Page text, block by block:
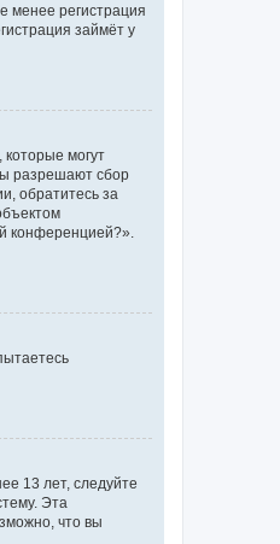
менее регистрация
займёт у
могут
разрешают сбор
обратитесь за
конференцией?».
13 лет, следуйте
Эта
что вы